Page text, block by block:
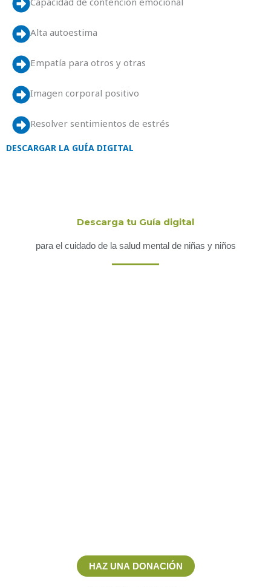
Alta autoestima
Empatía para otros y otras
Imagen corporal positivo
Resolver sentimientos de estrés
DESCARGAR LA GUÍA DIGITAL
Descarga tu Guía digital
para el cuidado de la salud mental de niñas y niños
HAZ UNA DONACIÓN